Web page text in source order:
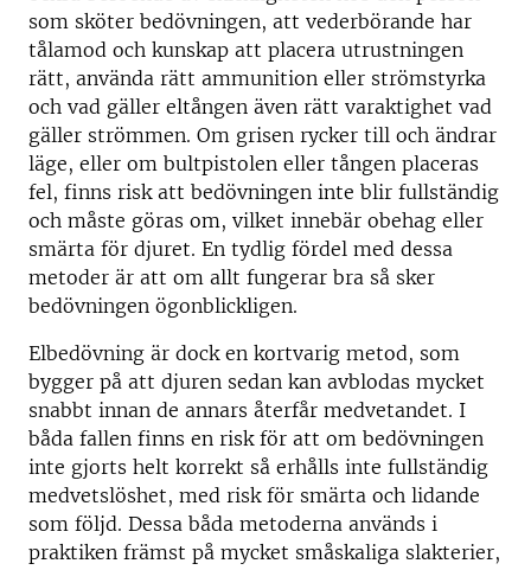
som sköter bedövningen, att vederbörande har
tålamod och kunskap att placera utrustningen
rätt, använda rätt ammunition eller strömstyrka
och vad gäller eltången även rätt varaktighet vad
gäller strömmen. Om grisen rycker till och ändrar
läge, eller om bultpistolen eller tången placeras
fel, finns risk att bedövningen inte blir fullständig
och måste göras om, vilket innebär obehag eller
smärta för djuret. En tydlig fördel med dessa
metoder är att om allt fungerar bra så sker
bedövningen ögonblickligen.
Elbedövning är dock en kortvarig metod, som
bygger på att djuren sedan kan avblodas mycket
snabbt innan de annars återfår medvetandet. I
båda fallen finns en risk för att om bedövningen
inte gjorts helt korrekt så erhålls inte fullständig
medvetslöshet, med risk för smärta och lidande
som följd. Dessa båda metoderna används i
praktiken främst på mycket småskaliga slakterier,